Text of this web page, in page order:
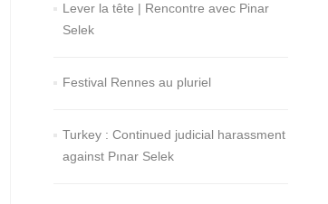
Lever la tête | Rencontre avec Pinar
Selek
Festival Rennes au pluriel
Turkey : Continued judicial harassment
against Pınar Selek